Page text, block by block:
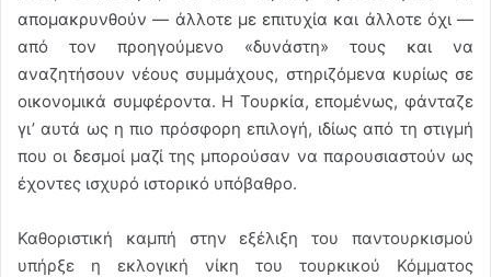
απομακρυνθούν — άλλοτε με επιτυχία και άλλοτε όχι —
από τον προηγούμενο «δυνάστη» τους και να
αναζητήσουν νέους συμμάχους, στηριζόμενα κυρίως σε
οικονομικά συμφέροντα. Η Τουρκία, επομένως, φάνταζε
γι’ αυτά ως η πιο πρόσφορη επιλογή, ιδίως από τη στιγμή
που οι δεσμοί μαζί της μπορούσαν να παρουσιαστούν ως
έχοντες ισχυρό ιστορικό υπόβαθρο.
Καθοριστική καμπή στην εξέλιξη του παντουρκισμού
υπήρξε η εκλογική νίκη του τουρκικού Κόμματος